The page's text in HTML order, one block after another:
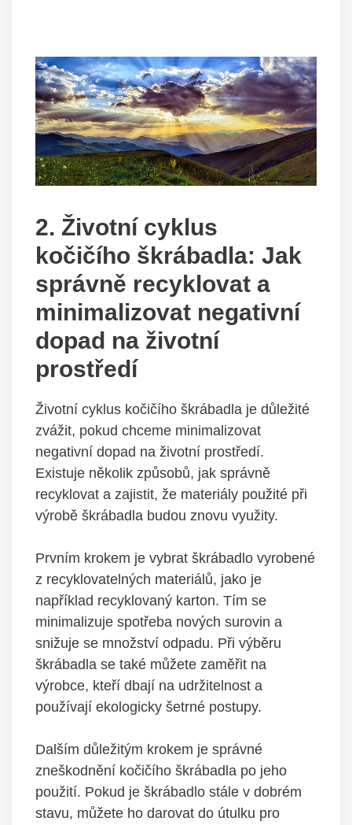
2. Životní cyklus
kočičího škrábadla: Jak
správně recyklovat a
minimalizovat negativní
dopad na životní
prostředí
Životní cyklus kočičího škrábadla je důležité
zvážit, pokud chceme minimalizovat
negativní dopad na životní prostředí.
Existuje několik způsobů, jak správně
recyklovat a zajistit, že materiály použité při
výrobě škrábadla budou znovu využity.
Prvním krokem je vybrat škrábadlo vyrobené
z recyklovatelných materiálů, jako je
například recyklovaný karton. Tím se
minimalizuje spotřeba nových surovin a
snižuje se množství odpadu. Při výběru
škrábadla se také můžete zaměřit na
výrobce, kteří dbají na udržitelnost a
používají ekologicky šetrné postupy.
Dalším důležitým krokem je správné
zneškodnění kočičího škrábadla po jeho
použití. Pokud je škrábadlo stále v dobrém
stavu, můžete ho darovat do útulku pro